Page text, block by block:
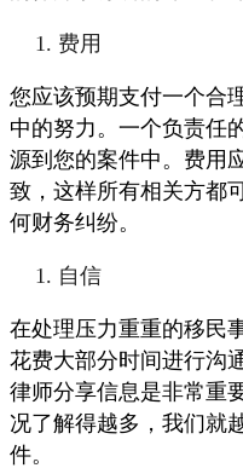
费用
您应该预期支付一个合
中的努力。一个负责任
源到您的案件中。费用
致，这样所有相关方都
何财务纠纷。
自信
在处理压力重重的移民
花费大部分时间进行沟
律师分享信息是非常重
况了解得越多，我们就
件。